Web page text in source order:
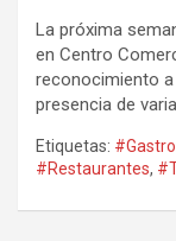
La próxima
en Centro
reconocimiento
presencia de
Etiquetas:
#Restaurantes,